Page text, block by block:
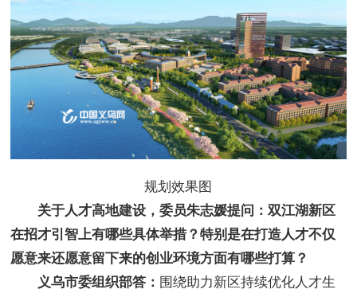
规划效果图
关于人才高地建设，委员朱志媛提问：双江湖新区
在招才引智上有哪些具体举措？特别是在打造人才不仅
愿意来还愿意留下来的创业环境方面有哪些打算？
义乌市委组织部答： 围绕助力新区持续优化人才生